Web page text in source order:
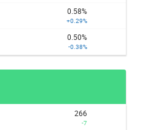
0.58%
+0.29%
0.50%
-0.38%
266
-7